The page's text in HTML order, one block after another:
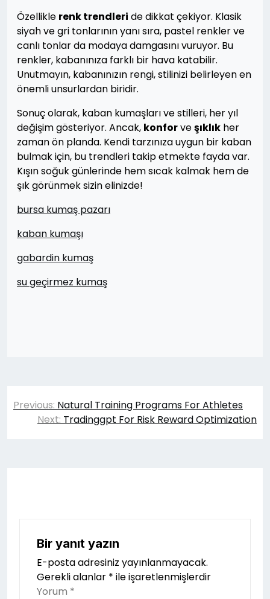
Özellikle renk trendleri de dikkat çekiyor. Klasik
siyah ve gri tonlarının yanı sıra, pastel renkler ve
canlı tonlar da modaya damgasını vuruyor. Bu
renkler, kabanınıza farklı bir hava katabilir.
Unutmayın, kabanınızın rengi, stilinizi belirleyen en
önemli unsurlardan biridir.
Sonuç olarak, kaban kumaşları ve stilleri, her yıl
değişim gösteriyor. Ancak, konforveşıklık her
zaman ön planda. Kendi tarzınıza uygun bir kaban
bulmak için, bu trendleri takip etmekte fayda var.
Kışın soğuk günlerinde hem sıcak kalmak hem de
şık görünmek sizin elinizde!
bursa kumaş pazarı
kaban kumaşı
gabardin kumaş
su geçirmez kumaş
Yazı
gezinmesi
Previous: Natural Training Programs For Athletes
Next: Tradinggpt For Risk Reward Optimization
Bir yanıt yazın
E-posta adresiniz yayınlanmayacak.
Gerekli alanlar * ile işaretlenmişlerdir
Yorum *